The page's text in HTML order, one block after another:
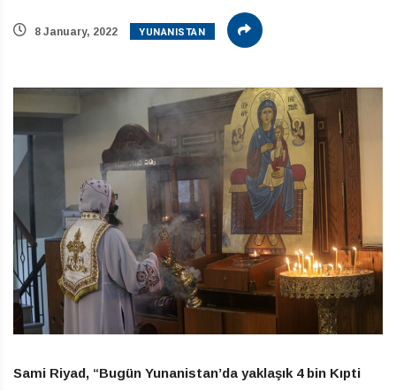
8 January, 2022 YUNANISTAN
Sami Riyad, “Bugün Yunanistan’da yaklaşık 4 bin Kıpti